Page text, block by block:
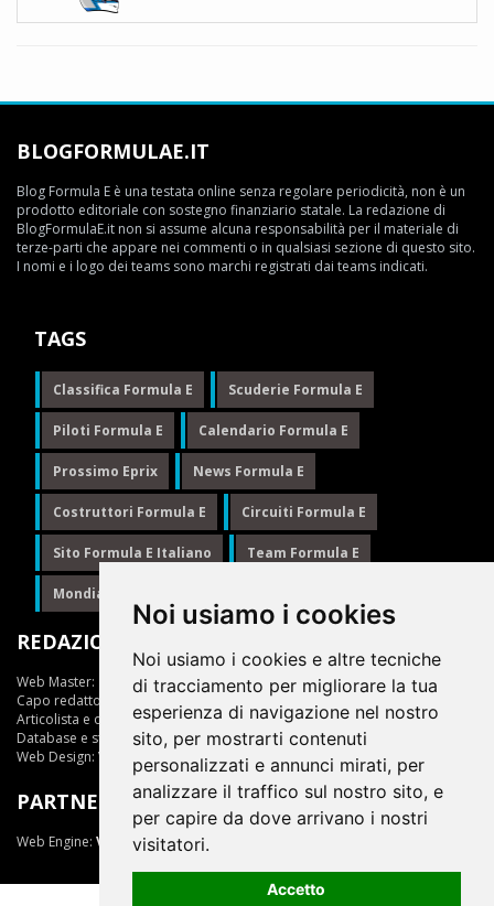
Noi usiamo i cookies
Noi usiamo i cookies e altre tecniche
di tracciamento per migliorare la tua
esperienza di navigazione nel nostro
sito, per mostrarti contenuti
personalizzati e annunci mirati, per
analizzare il traffico sul nostro sito, e
per capire da dove arrivano i nostri
visitatori.
Accetto
BLOGFORMULAE.IT
Blog Formula E è una testata online senza regolare periodicità, non è un
prodotto editoriale con sostegno finanziario statale. La redazione di
BlogFormulaE.it non si assume alcuna responsabilità per il materiale di
terze-parti che appare nei commenti o in qualsiasi sezione di questo sito.
I nomi e i logo dei teams sono marchi registrati dai teams indicati.
TAGS
Classifica Formula E Scuderie Formula E
Piloti Formula E Calendario Formula E
Prossimo Eprix News Formula E
Costruttori Formula E Circuiti Formula E
Sito Formula E Italiano Team Formula E
Mondiale Formula E
REDAZIONE
Web Master:
Ing.Daniele Muscarella
Capo redattore:
Articolista e opinionista:Giuseppe Cianci
Database e statistiche:Marcella Toschi
Web Design: Vittorio Arena
PARTNER
Web Engine: ViDa 3.0